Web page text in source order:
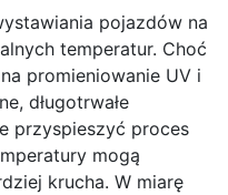
pojazdów na
temperatur. Choć
promieniowanie UV i
długotrwałe
przyspieszyć proces
mogą
krucha. W miarę